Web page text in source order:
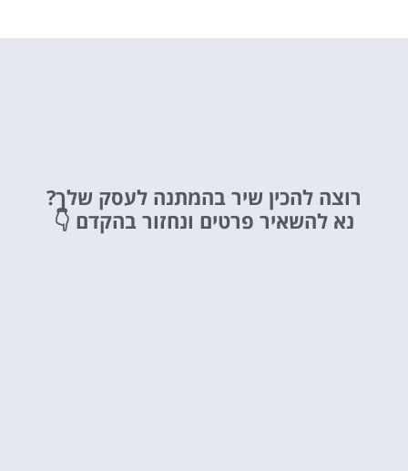
רוצה להכין שיר בהמתנה לעסק שלך?
נא להשאיר פרטים ונחזור בהקדם 👇